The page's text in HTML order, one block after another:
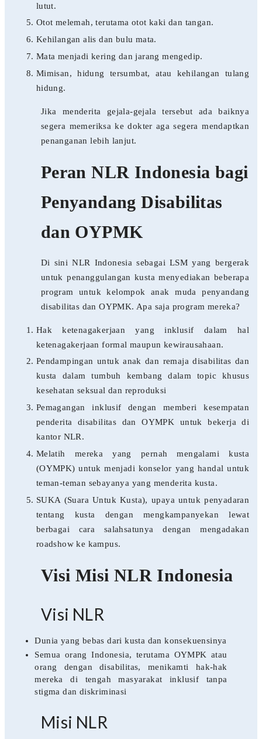
lutut.
Otot melemah, terutama otot kaki dan tangan.
Kehilangan alis dan bulu mata.
Mata menjadi kering dan jarang mengedip.
Mimisan, hidung tersumbat, atau kehilangan tulang
hidung.
Jika menderita gejala-gejala tersebut ada baiknya
segera memeriksa ke dokter aga segera mendaptkan
penanganan lebih lanjut.
Peran NLR Indonesia bagi
Penyandang Disabilitas
dan OYPMK
Di sini NLR Indonesia sebagai LSM yang bergerak
untuk penanggulangan kusta menyediakan beberapa
program untuk kelompok anak muda penyandang
disabilitas dan OYPMK. Apa saja program mereka?
Hak ketenagakerjaan yang inklusif dalam hal
ketenagakerjaan formal maupun kewirausahaan.
Pendampingan untuk anak dan remaja disabilitas dan
kusta dalam tumbuh kembang dalam topic khusus
kesehatan seksual dan reproduksi
Pemagangan inklusif dengan memberi kesempatan
penderita disabilitas dan OYMPK untuk bekerja di
kantor NLR.
Melatih mereka yang pernah mengalami kusta
(OYMPK) untuk menjadi konselor yang handal untuk
teman-teman sebayanya yang menderita kusta.
SUKA (Suara Untuk Kusta), upaya untuk penyadaran
tentang kusta dengan mengkampanyekan lewat
berbagai cara salahsatunya dengan mengadakan
roadshow ke kampus.
Visi Misi NLR Indonesia
Visi NLR
Dunia yang bebas dari kusta dan konsekuensinya
Semua orang Indonesia, terutama OYMPK atau
orang dengan disabilitas, menikamti hak-hak
mereka di tengah masyarakat inklusif tanpa
stigma dan diskriminasi
Misi NLR